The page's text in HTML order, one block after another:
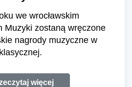
we wrocławskim
Muzyki zostaną wręczone
nagrody muzyczne w
więcej